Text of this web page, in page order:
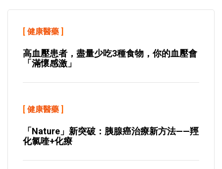
[ 健康醫藥 ]
高血壓患者，盡量少吃3種食物，你的血壓會
「滿懷感激」
[ 健康醫藥 ]
「Nature」新突破：胰腺癌治療新方法——羥
化氯喹+化療